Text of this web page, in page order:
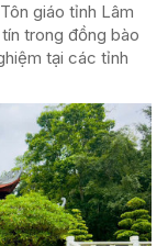
giáo tỉnh Lâm
trong đồng bào
tại các tỉnh